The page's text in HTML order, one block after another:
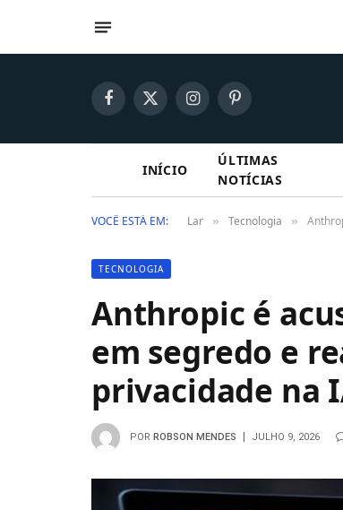
Facebook
X
InstagramPinterest
INÍCIO
ÚLTIMAS
NOTÍCIAS
VOCÊ ESTÁ EM: Lar » Tecnologia »
TECNOLOGIA
Anthropic é
em segredo e
privacidade na
POR ROBSON MENDES JULHO 9, 2026